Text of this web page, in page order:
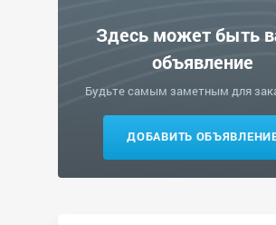
Здесь может быть
объявление
Будьте самым заметным для
ДОБАВИТЬ